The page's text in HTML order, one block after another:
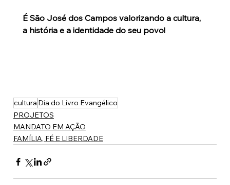
É São José dos Campos valorizando a cultura,
a história e a identidade do seu povo!
cultura Dia do Livro Evangélico
PROJETOS
MANDATO EM AÇÃO
FAMÍLIA, FÉ E LIBERDADE